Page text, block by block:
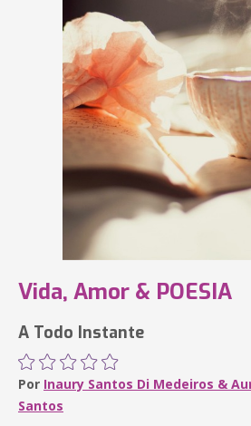
Vida, Amor & POESIA
A Todo Instante
Por Inaury Santos Di Medeiros &
Santos